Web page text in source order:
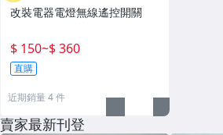
改裝電器電燈無線遙控開關
$ 150~$ 360
直購
近期銷量 4 件
賣家最新刊登